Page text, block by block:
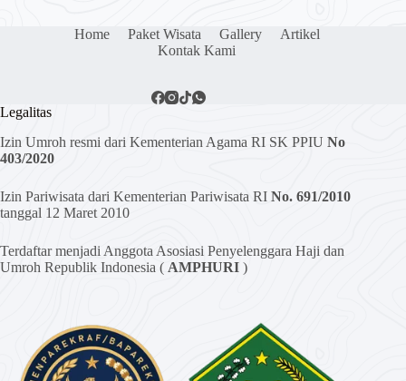
Home Paket Wisata Gallery
Artikel
Kontak Kami
Legalitas
Izin Umroh resmi dari Kementerian Agama RI SK PPIU No
403/2020
Izin Pariwisata dari Kementerian Pariwisata RI No. 691/2010
tanggal 12 Maret 2010
Terdaftar menjadi Anggota Asosiasi Penyelenggara Haji dan
Umroh Republik Indonesia ( AMPHURI )